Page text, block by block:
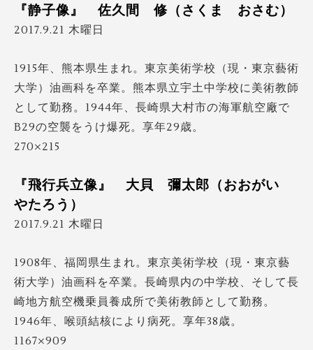
『静子像』 佐久間 修（さくま おさむ）
2017.9.21 木曜日
1915年、熊本県生まれ。東京美術学校（現・東京藝術
大学）油画科を卒業。熊本県立宇土中学校に美術教師
として勤務。1944年、長崎県大村市の海軍航空廠で
B29の空襲をうけ爆死。享年29歳。
270×215
『飛行兵立像』 大貝 彌太郎（おおがい
やたろう）
2017.9.21 木曜日
1908年、福岡県生まれ。東京美術学校（現・東京藝
術大学）油画科を卒業。長崎県内の中学校、そして長
崎地方航空機乗員養成所で美術教師として勤務。
1946年、喉頭結核により病死。享年38歳。
1167×909